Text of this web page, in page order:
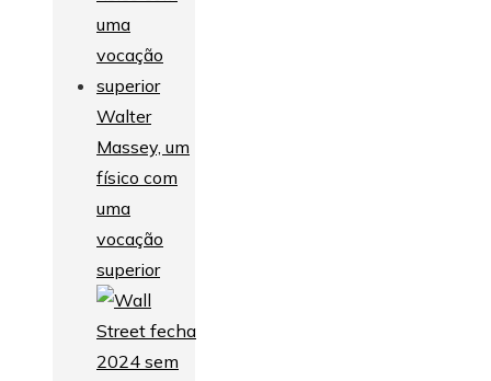
Walter
Massey, um
físico com
uma
vocação
superior